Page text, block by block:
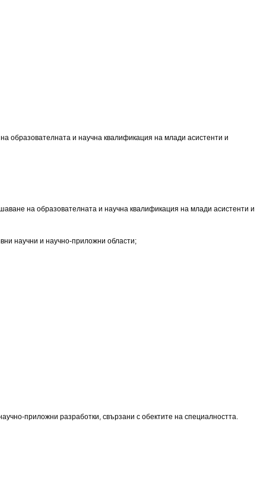
образователната и научна квалификация на млади асистенти и
на образователната и научна квалификация на млади асистенти и
научни и научно-приложни области;
приложни разработки, свързани с обектите на специалността.